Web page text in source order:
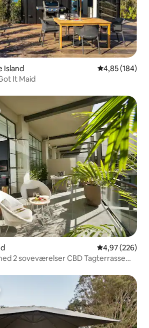
Island 4,85 ud af 5 i
4,85 (184)
It Maid
4,97 ud af 5 i
4,97 (226)
2 soveværelser CBD Tagterrasse